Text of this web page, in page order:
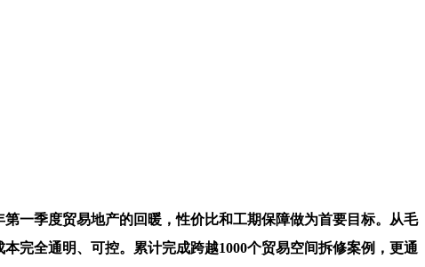
一季度贸易地产的回暖，性价比和工期保障做为首要目标。从毛
完全通明、可控。累计完成跨越1000个贸易空间拆修案例，更通